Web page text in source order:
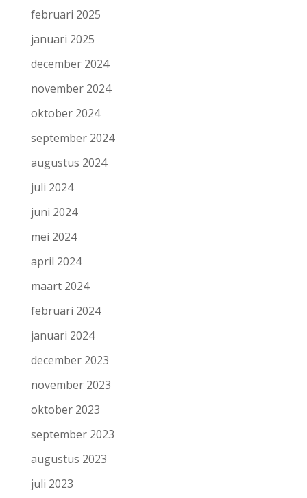
februari 2025
januari 2025
december 2024
november 2024
oktober 2024
september 2024
augustus 2024
juli 2024
juni 2024
mei 2024
april 2024
maart 2024
februari 2024
januari 2024
december 2023
november 2023
oktober 2023
september 2023
augustus 2023
juli 2023